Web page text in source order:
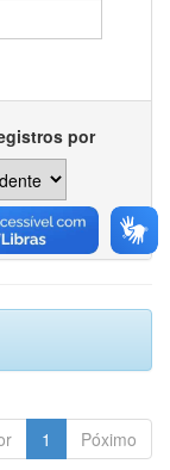
por
1 Póximo